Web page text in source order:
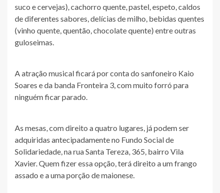
suco e cervejas), cachorro quente, pastel, espeto, caldos
de diferentes sabores, delícias de milho, bebidas quentes
(vinho quente, quentão, chocolate quente) entre outras
guloseimas.
A atração musical ficará por conta do sanfoneiro Kaio
Soares e da banda Fronteira 3, com muito forró para
ninguém ficar parado.
As mesas, com direito a quatro lugares, já podem ser
adquiridas antecipadamente no Fundo Social de
Solidariedade, na rua Santa Tereza, 365, bairro Vila
Xavier. Quem fizer essa opção, terá direito a um frango
assado e a uma porção de maionese.